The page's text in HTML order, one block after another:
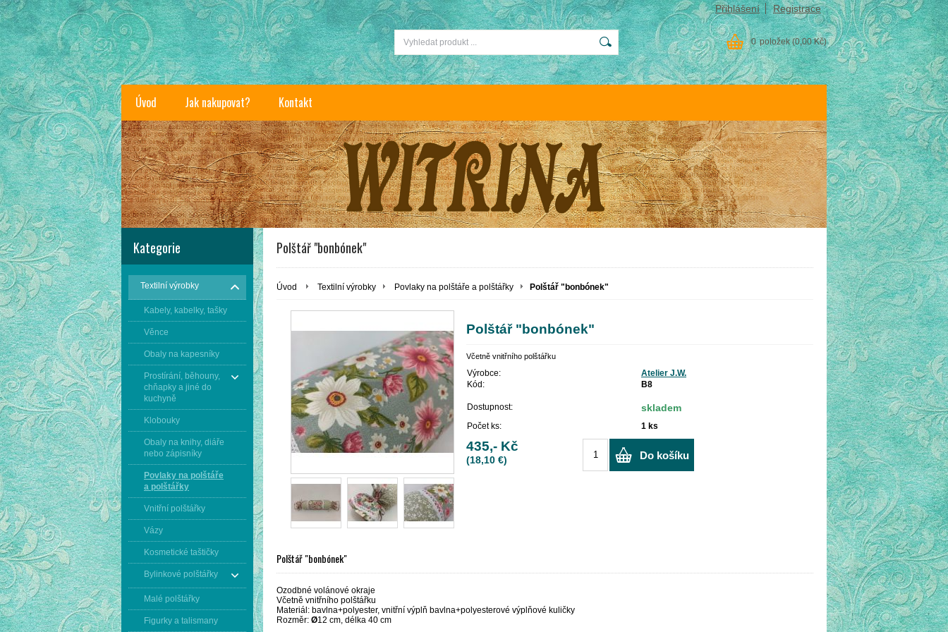
Přihlášení Registrace
0 položek (0,00 Kč)
Úvod Jak nakupovat? Kontakt
Kategorie
Textilní výrobky
Kabely, kabelky, tašky
Věnce
Obaly na kapesníky
Prostírání, běhouny,
chňapky a jiné do
kuchyně
Klobouky
Obaly na knihy, diáře
nebo zápisníky
Povlaky na polštáře
a polštářky
Vnitřní polštářky
Vázy
Kosmetické taštičky
Bylinkové polštářky
Malé polštářky
Figurky a talismany
Polštář "bonbónek"
Úvod Textilní výrobky Povlaky na polštáře a polštářky Polštář "bonbónek"
Polštář "bonbónek"
Včetně vnitřního polštářku
Výrobce:
Atelier J.W.
Kód:
B8
Dostupnost: skladem
Počet ks: 1 ks
435,- Kč
(18,10 €) Do košíku
Polštář "bonbónek"
Ozodbné volánové okraje
Včetně vnitřního polštářku
Materiál: bavlna+polyester, vnitřní výplň bavlna+polyesterové výplňové kuličky
Rozměr: Ø12 cm, délka 40 cm